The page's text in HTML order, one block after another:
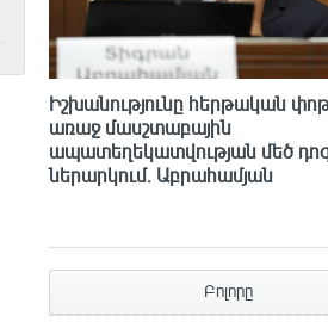
Իշխանությունը հերթական
առաջ մասշտաբային
ապատեղեկատվության մեծ
ներարկում․ Աբրահամյան
Բոլորը